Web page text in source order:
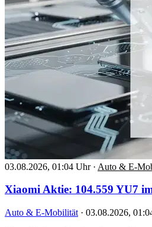
03.08.2026, 01:04 Uhr · Auto & E-
Xiaomi Aktie: 104.559 YU7
Auto & E-Mobilität · 03.08.2026,